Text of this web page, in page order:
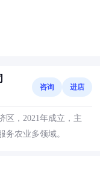
咨询 进店
区，2021年成立，主
务农业多领域。